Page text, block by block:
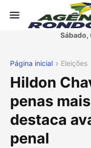
Sábado,
Página inicial Eleições
Hildon
penas
destaca
penal